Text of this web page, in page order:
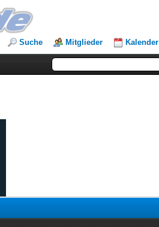
Suche Mitglieder Kalender